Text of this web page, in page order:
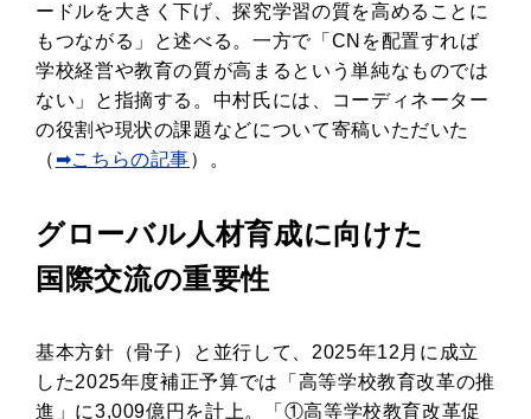
ードルを大きく下げ、探究学習の質を高めることに
もつながる」と述べる。一方で「CNを配置すれば
学校経営や教育の質が高まるという単純なものでは
ない」と指摘する。中村氏には、コーディネーター
の役割や現状の課題などについて寄稿いただいた
（ ➡こちらの記事）。
グローバル人材育成に向けた
国際交流の重要性
基本方針（骨子）と並行して、2025年12月に成立
した2025年度補正予算では「高等学校教育改革の推
進」に3,009億円を計上。「①高等学校教育改革促